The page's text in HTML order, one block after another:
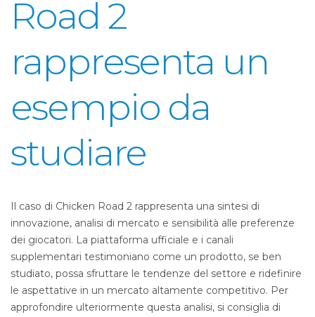
Road 2
rappresenta un
esempio da
studiare
Il caso di Chicken Road 2 rappresenta una sintesi di
innovazione, analisi di mercato e sensibilità alle preferenze
dei giocatori. La piattaforma ufficiale e i canali
supplementari testimoniano come un prodotto, se ben
studiato, possa sfruttare le tendenze del settore e ridefinire
le aspettative in un mercato altamente competitivo. Per
approfondire ulteriormente questa analisi, si consiglia di